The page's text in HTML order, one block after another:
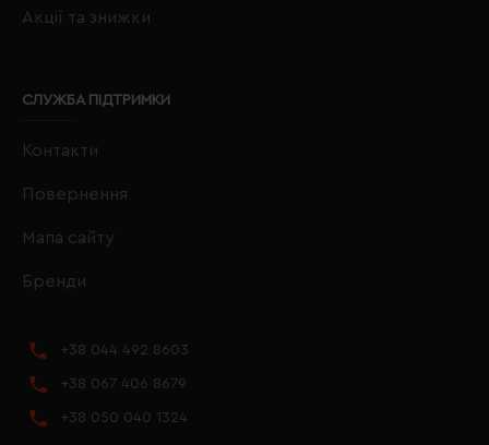
Акції та знижки
СЛУЖБА ПІДТРИМКИ
Контакти
Повернення
Мапа сайту
Бренди
+38 044 492 8603
+38 067 406 8679
+38 050 040 1324